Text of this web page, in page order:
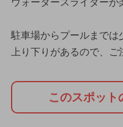
駐車場からプールまでは
上り下りがあるので、ご
このスポット